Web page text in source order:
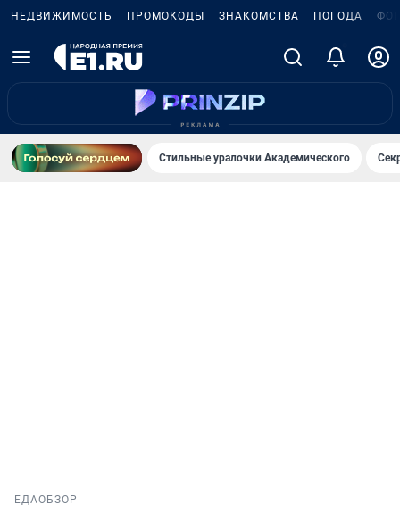
НЕДВИЖИМОСТЬ ПРОМОКОДЫ ЗНАКОМСТВА ПОГОДА
Стильные уралочки Академического
ЕДАОБЗОР